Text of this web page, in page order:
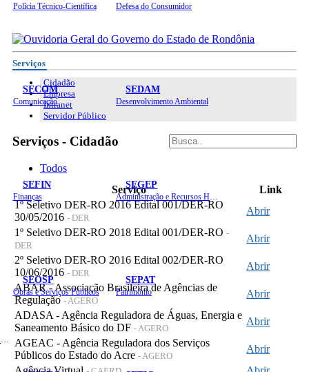
Polícia Técnico-Científica Defesa do Consumidor
SECOM
Comunicação
SEDAM
Desenvolvimento Ambiental
SEFIN
Finanças
SEGEP
SEOSP
Obras e Serviços Públicos
SEPAT
Patrimônio
Serviços
Cidadão
Empresa
Intranet
Servidor Público
Serviços - Cidadão
Todos
Serviço
Link
1º Seletivo DER-RO 2016 Edital 001/DER-RO
30/05/2016 - DER
Abrir
1º Seletivo DER-RO 2018 Edital 001/DER-RO -
DER
Abrir
2º Seletivo DER-RO 2016 Edital 002/DER-RO
10/06/2016 - DER
Abrir
ABAR - Associação Brasileira de Agências de
Regulação- AGERO
Abrir
ADASA - Agência Reguladora de Águas, Energia e
Saneamento Básico do DF - AGERO
Abrir
AGEAC - Agência Reguladora dos Serviços
Públicos do Estado do Acre - AGERO
Abrir